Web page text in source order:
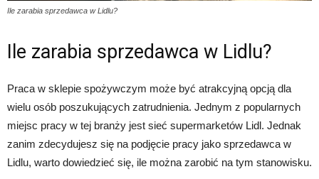
Ile zarabia sprzedawca w Lidlu?
Ile zarabia sprzedawca w Lidlu?
Praca w sklepie spożywczym może być atrakcyjną opcją dla
wielu osób poszukujących zatrudnienia. Jednym z popularnych
miejsc pracy w tej branży jest sieć supermarketów Lidl. Jednak
zanim zdecydujesz się na podjęcie pracy jako sprzedawca w
Lidlu, warto dowiedzieć się, ile można zarobić na tym stanowisku.